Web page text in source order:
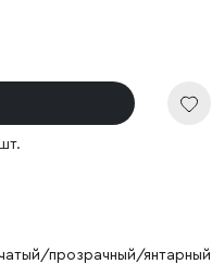
прозрачный/янтарный